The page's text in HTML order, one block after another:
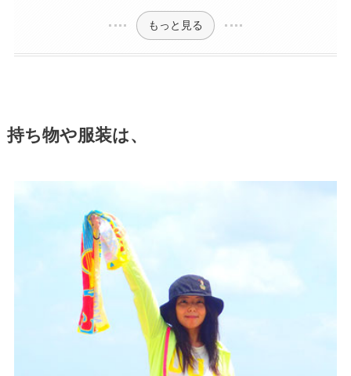
もっと見る
持ち物や服装は、